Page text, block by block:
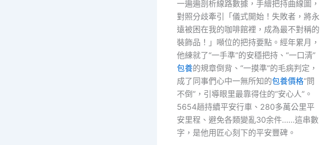
一遍遍剖析線路數據，手繪把持曲線圖，
對照分歧牽引「儀式開始！失敗者，將永
遠被困在我的咖啡館裡，成為最不對稱的
裝飾品！」噸位的把持要點。經年累月，
他練就了“一手準”的安穩把持、“一口清”
包養的規章倒背、“一摸準”的毛病判定，
成了同事們心中一無所知的包養價格“問
不倒”，引導眼里最靠得住的“安心人”。
5654趟持續平安行車、280多萬公里平
安里程、避免各類變亂30余件……這串數
字，是他用匠心刻下的平安豐碑。